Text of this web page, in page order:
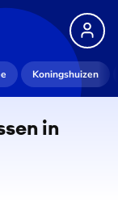
Koningshuizen
in